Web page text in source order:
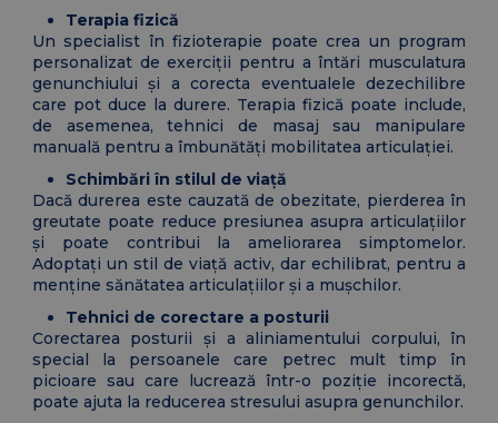
Terapia fizică
Un specialist în fizioterapie poate crea un program
personalizat de exerciții pentru a întări musculatura
genunchiului și a corecta eventualele dezechilibre
care pot duce la durere. Terapia fizică poate include,
de asemenea, tehnici de masaj sau manipulare
manuală pentru a îmbunătăți mobilitatea articulației.
Schimbări în stilul de viață
Dacă durerea este cauzată de obezitate, pierderea în
greutate poate reduce presiunea asupra articulațiilor
și poate contribui la ameliorarea simptomelor.
Adoptați un stil de viață activ, dar echilibrat, pentru a
menține sănătatea articulațiilor și a mușchilor.
Tehnici de corectare a posturii
Corectarea posturii și a aliniamentului corpului, în
special la persoanele care petrec mult timp în
picioare sau care lucrează într-o poziție incorectă,
poate ajuta la reducerea stresului asupra genunchilor.